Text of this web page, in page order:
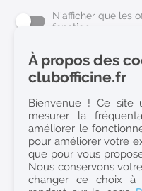
N'afficher que les
fonction
L'emploi Pharmacie
Pharmacien (H/F)
Préparateur en Pharmacie
Etudiant en Pharmacie
Etudiant en Pharmacie
Conseiller Dermo
À propos des
clubofficine.fr
Bienvenue ! Ce site
mesurer la
améliorer le
pour améliorer votre
que pour vous
Nous conservons
changer ce choix